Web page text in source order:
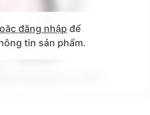
đăng nhập để
tin sản phẩm.